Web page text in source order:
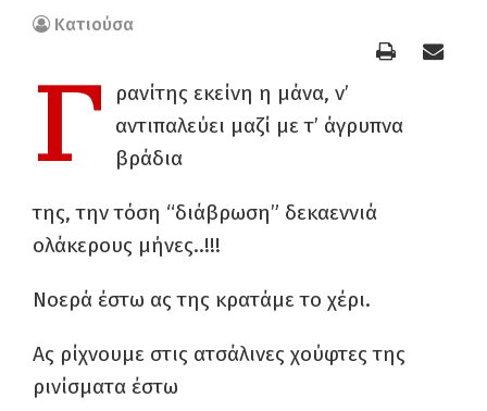
Κατιούσα
Γ
ρανίτης εκείνη η μάνα, ν’
αντιπαλεύει μαζί με τ’ άγρυπνα
βράδια
της, την τόση “διάβρωση” δεκαεννιά
ολάκερους μήνες..!!!
Νοερά έστω ας της κρατάμε το χέρι.
Ας ρίχνουμε στις ατσάλινες χούφτες της
ρινίσματα έστω